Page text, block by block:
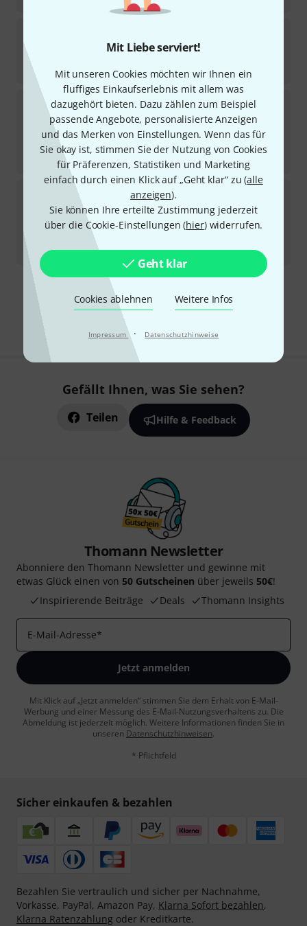
Mit Liebe serviert!
Mit unseren Cookies möchten wir Ihnen ein
fluffiges Einkaufserlebnis mit allem was
dazugehört bieten. Dazu zählen zum Beispiel
passende Angebote, personalisierte Anzeigen
und das Merken von Einstellungen. Wenn das für
Sie okay ist, stimmen Sie der Nutzung von Cookies
für Präferenzen, Statistiken und Marketing
einfach durch einen Klick auf „Geht klar“ zu (alle
anzeigen).
Sie können Ihre erteilte Zustimmung jederzeit
über die Cookie-Einstellungen (hier) widerrufen.
Geht klar
Cookies ablehnen Weitere Infos
Impressum · Datenschutzhinweise
2.149 €
ESPM7B HT RASPBERRY GH EMG
Sofort lieferbar
5.799 €
7.099 €
-18%
LTD M-1007B ET Granite B-Stock
1.799€
30-Tage-Bestpreis:1.949 €
-8%
Kostenloser Versand ab 29 €
Alle Preise inkl. MwSt.
Gefällt Ihnen, was Sie sehen?
Teilen Hilfe & Feedback
Thomann Newsletter
Abonniere den Thomann Newsletter und gewinne mit
etwas Glück einen von 50 Gutscheinen über jeweils 50€!
Inspirierende Beiträge
Deals Thomann Insights
E-Mail-Adresse*
Jetzt anmelden
Mit Klick auf „Jetzt anmelden“ stimmen Sie dem Erhalt von E-Mail-
Werbung und einer Messung des E-Mail-Nutzungsverhaltens zu. Die
Abmeldung ist jederzeit möglich. Weitere Informationen finden Sie in
unseren Datenschutzhinweisen.
* Pflichtfeld
Sicher einkaufen & bezahlen
Bezahlen Sie vertraulich und sicher per Nachnahme,
Vorkasse, PayPal, Amazon Pay, Klarna Sofort bezahlen,
Klarna Ratenzahlung oder Kreditkarte.